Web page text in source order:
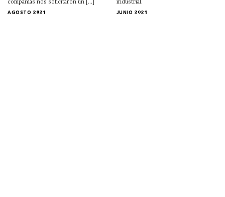
compañías nos solicitaron un [...]
AGOSTO 2021
industrial.
JUNIO 2021